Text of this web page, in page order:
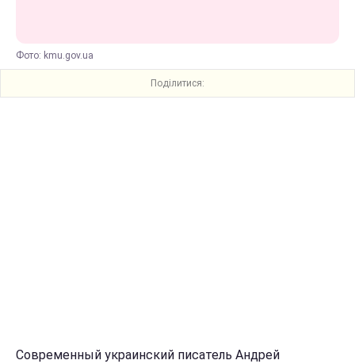
Фото: kmu.gov.ua
Поділитися:
Современный украинский писатель Андрей